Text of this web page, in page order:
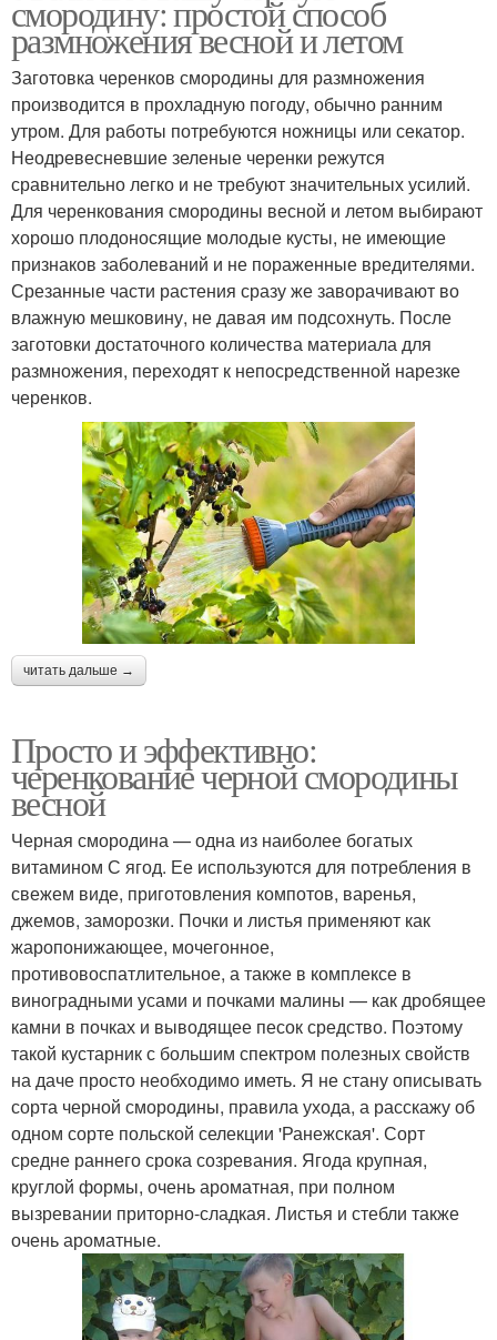
смородину: простой способ
размножения весной и летом
Заготовка черенков смородины для размножения
производится в прохладную погоду, обычно ранним
утром. Для работы потребуются ножницы или секатор.
Неодревесневшие зеленые черенки режутся
сравнительно легко и не требуют значительных усилий.
Для черенкования смородины весной и летом выбирают
хорошо плодоносящие молодые кусты, не имеющие
признаков заболеваний и не пораженные вредителями.
Срезанные части растения сразу же заворачивают во
влажную мешковину, не давая им подсохнуть. После
заготовки достаточного количества материала для
размножения, переходят к непосредственной нарезке
черенков.
читать дальше →
Просто и эффективно:
черенкование черной смородины
весной
Черная смородина — одна из наиболее богатых
витамином С ягод. Ее используются для потребления в
свежем виде, приготовления компотов, варенья,
джемов, заморозки. Почки и листья применяют как
жаропонижающее, мочегонное,
противовоспатлительное, а также в комплексе в
виноградными усами и почками малины — как дробящее
камни в почках и выводящее песок средство. Поэтому
такой кустарник с большим спектром полезных свойств
на даче просто необходимо иметь. Я не стану описывать
сорта черной смородины, правила ухода, а расскажу об
одном сорте польской селекции 'Ранежская'. Сорт
средне раннего срока созревания. Ягода крупная,
круглой формы, очень ароматная, при полном
вызревании приторно-сладкая. Листья и стебли также
очень ароматные.